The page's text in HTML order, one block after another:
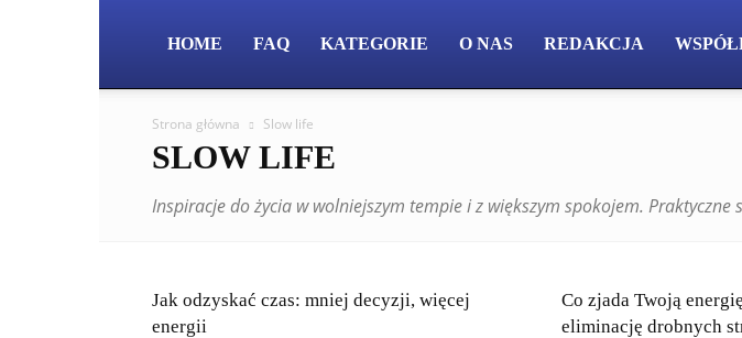
HOME FAQ KATEGORIE O NAS REDAKCJA
Strona główna Slow life
SLOW LIFE
Inspiracje do życia w wolniejszym tempie i z większym spokojem.
Jak odzyskać czas: mniej decyzji, więcej
energii
Co zjada Twoją
eliminację drobnych